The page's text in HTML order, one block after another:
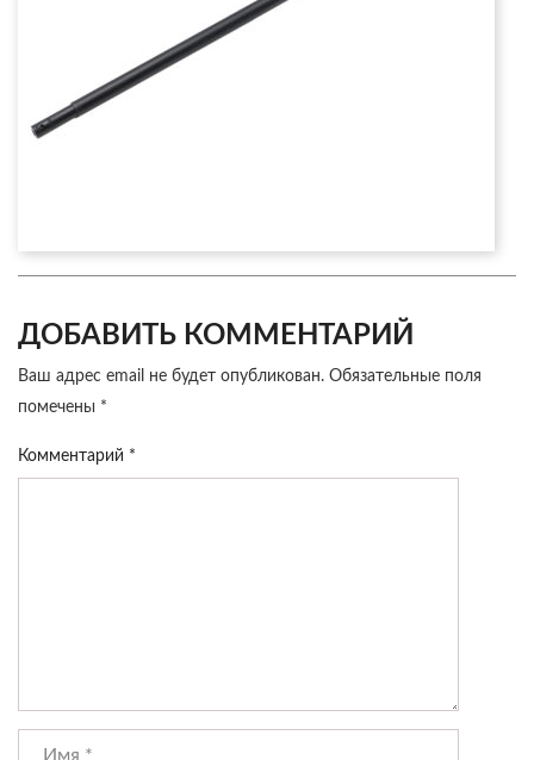
ДОБАВИТЬ КОММЕНТАРИЙ
Ваш адрес email не будет опубликован. Обязательные поля
помечены *
Комментарий *